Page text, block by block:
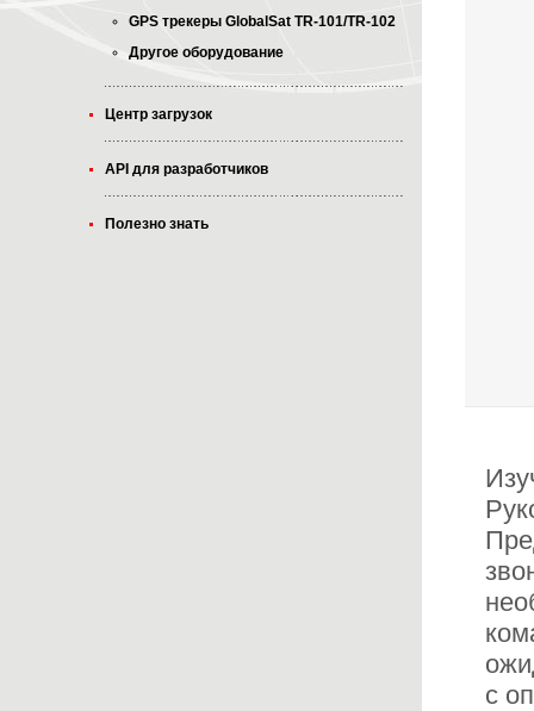
GPS трекеры GlobalSat TR-101/TR-102
Другое оборудование
Центр загрузок
API для разработчиков
Полезно знать
с